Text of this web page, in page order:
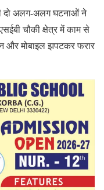
दो अलग-अलग घटनाओं ने
चौकी क्षेत्र में काम से
और मोबाइल झपटकर फरार